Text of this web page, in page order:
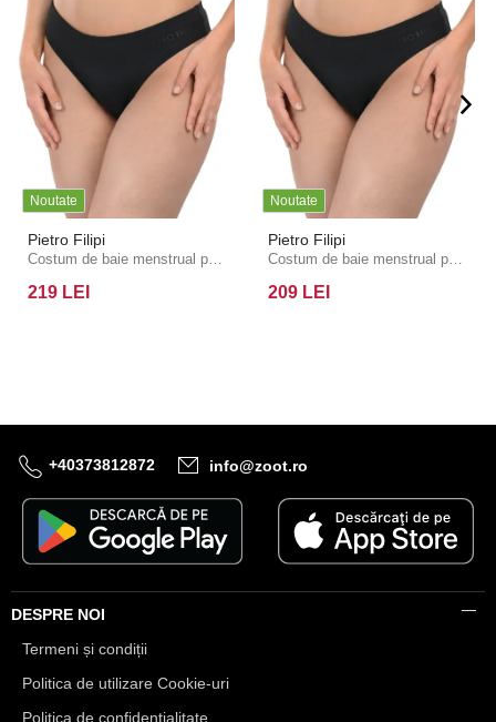
Noutate
Pietro Filipi
Costum de baie menstrual pentru femei Pietro Filipi Femme talie joasă heavy partea de jos neagră
219 LEI
Noutate
Pietro Filipi
Costum de baie menstrual pentru femei Pietro Filipi Femme talie joasă protecție moderată negru partea de jos
209 LEI
+40373812872 info@zoot.ro
DESPRE NOI
Termeni și condiții
Politica de utilizare Cookie-uri
Politica de confidențialitate